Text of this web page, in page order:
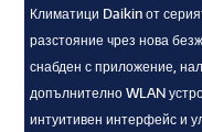
Климатици Daikin от
разстояние чрез нова
снабден с приложение,
допълнително WLAN
интуитивен интерфейс и